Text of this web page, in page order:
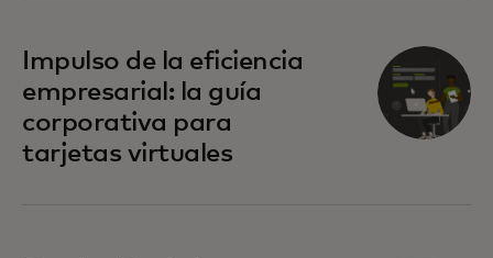
Impulso de la eficiencia
empresarial: la guía
corporativa para
tarjetas virtuales